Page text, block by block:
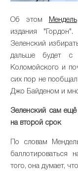
Об этом Мендель
издания
Зеленский
дальше будет с
Коломойского и
сих пор не
Джо Байденом и
Зеленский сам ещё
на второй срок
По словам
баллотироваться
того, она думает,